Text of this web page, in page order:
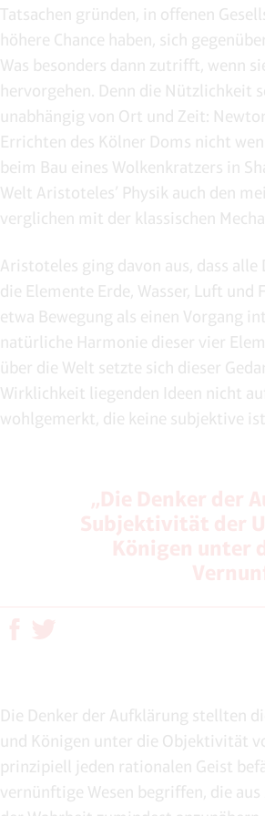
Tatsachen gründen, in offenen
höhere Chance haben, sich
Was besonders dann zutrifft, wenn
hervorgehen. Denn die Nützlichkeit
unabhängig von Ort und Zeit:
Errichten des Kölner Doms nicht
beim Bau eines Wolkenkratzers in
Welt Aristoteles’ Physik auch den
verglichen mit der klassischen
Aristoteles ging davon aus, dass
die Elemente Erde, Wasser, Luft und
etwa Bewegung als einen Vorgang
natürliche Harmonie dieser vier
über die Welt setzte sich dieser
Wirklichkeit liegenden Ideen nicht
wohlgemerkt, die keine subjektive ist.
Die Denker der Aufklärung stellten
und Königen unter die Objektivität
prinzipiell jeden rationalen Geist
vernünftige Wesen begriffen, die